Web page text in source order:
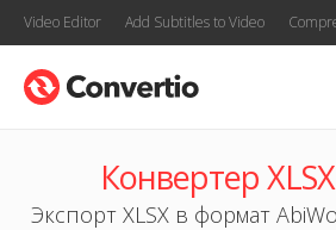
Video Editor Add Subtitles to Video
Конвертер
Экспорт XLSX в формат